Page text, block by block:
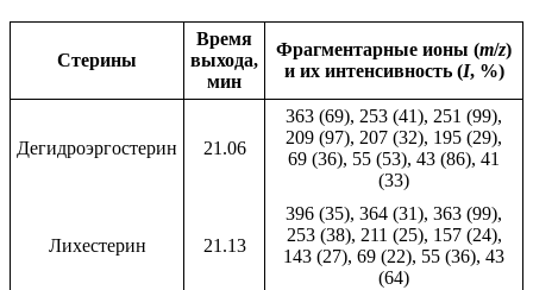
Стерины
Время
выхода,
мин
Фрагментарные ионы (m/z)
и их интенсивность (I, %)
Дегидроэргостерин 21.06
363 (69), 253 (41), 251 (99),
209 (97), 207 (32), 195 (29),
69 (36), 55 (53), 43 (86), 41
(33)
Лихестерин 21.13
396 (35), 364 (31), 363 (99),
253 (38), 211 (25), 157 (24),
143 (27), 69 (22), 55 (36), 43
(64)